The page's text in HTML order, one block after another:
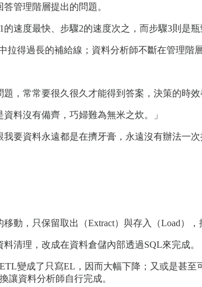
管理階層提出的問題。
速度最快、步驟2的速度次之，而步驟3則是瓶
拉得過長的補給線；資料分析師不斷在管理
，常常要很久很久才能得到答案，決策的時效
料沒有備齊，巧婦難為無米之炊。」
要資料永遠都是在擠牙膏，永遠沒有辦法一
動，只保留取出（Extract）與存入（Load），
清理，改成在資料倉儲內部透過SQL來完成。
變成了只寫EL，因而大幅下降；又或是甚
讓資料分析師自行完成。